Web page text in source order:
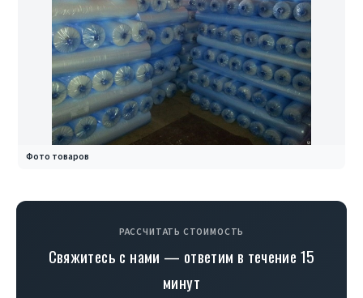
Фото товаров
РАССЧИТАТЬ СТОИМОСТЬ
Свяжитесь с нами — ответим в течение 15
минут